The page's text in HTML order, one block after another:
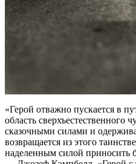
«Герой отважно пускается в
область сверхъестественного
сказочными силами и
возвращается из этого
наделенным силой приносить